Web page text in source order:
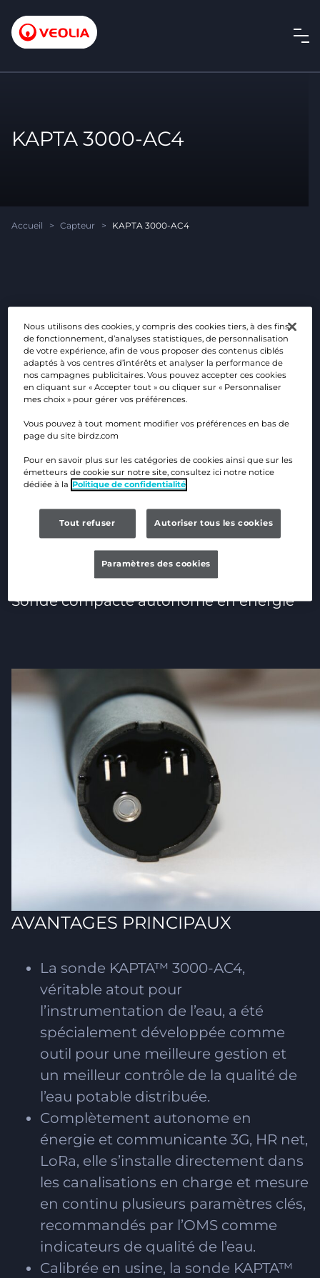
KAPTA 3000-AC4
Accueil > Capteur > KAPTA 3000-AC4
Surveillance de la qualité
de l’eau potable
Surveillance et contrôle de l’eau potable
de la température et de la pression
absolue
Sonde multiparamètre sans réactif
Sonde compacte autonome en énergie
AVANTAGES PRINCIPAUX
La sonde KAPTA™ 3000-AC4,
véritable atout pour
l’instrumentation de l’eau, a été
spécialement développée comme
outil pour une meilleure gestion et
un meilleur contrôle de la qualité de
l’eau potable distribuée.
Complètement autonome en
énergie et communicante 3G, HR net,
LoRa, elle s’installe directement dans
les canalisations en charge et mesure
en continu plusieurs paramètres clés,
recommandés par l’OMS comme
indicateurs de qualité de l’eau.
Calibrée en usine, la sonde KAPTA™
Nous utilisons des cookies, y compris des cookies tiers, à des fins
de fonctionnement, d’analyses statistiques, de personnalisation
de votre expérience, afin de vous proposer des contenus ciblés
adaptés à vos centres d’intérêts et analyser la performance de
nos campagnes publicitaires. Vous pouvez accepter ces cookies
en cliquant sur « Accepter tout » ou cliquer sur « Personnaliser
mes choix » pour gérer vos préférences.
Vous pouvez à tout moment modifier vos préférences en bas de
page du site birdz.com
Pour en savoir plus sur les catégories de cookies ainsi que sur les
émetteurs de cookie sur notre site, consultez ici notre notice
dédiée à la Politique de confidentialité
Tout refuser Autoriser tous les cookies
Paramètres des cookies